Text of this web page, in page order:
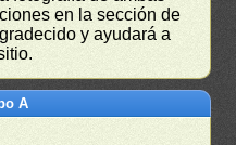
en la sección de
y ayudará a
A